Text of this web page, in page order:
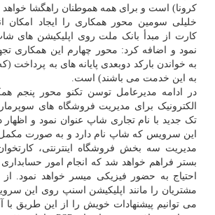
کرونا) است و برای همه هموطنان راهگشا خواهد
خلیلی سومین محور همکاری را ایجاد امکان
کارت از مبدأ بانک ملت روی اپلیکیشن های
نمود و اضافه کرد: محور چهارم این همکاری
به خواندن بارکد دوبعدی پایانه های به پرداخت
به این خدمت می باشند) است.
در ادامه مدیرعامل توسن تکنو محور پنجم
الکترونیک برای مدیریت فروشگاه های
تک جدید با نام تجاری شاپ عنوان نمود و اظهار
مدیریت سه بخش فروشگاه اینترنتی،
بستر فراهم خواهد شد که انجام امور حسابداری
احتیاج به حضور فیزیکی میسر خواهد نمود.
مشتریان را مانند اپلیکیشن اسنپ روی این
می توانیم پیشنهادات خویش را از این طریق با